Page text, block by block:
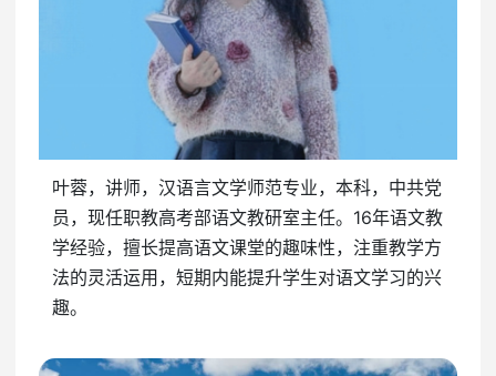
叶蓉，讲师，汉语言文学师范专业，本科，中共党
员，现任职教高考部语文教研室主任。16年语文教
学经验，擅长提高语文课堂的趣味性，注重教学方
法的灵活运用，短期内能提升学生对语文学习的兴
趣。